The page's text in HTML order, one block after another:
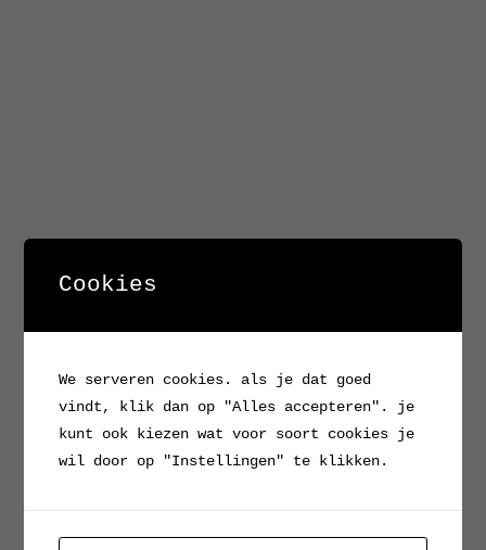
Cookies
We serveren cookies. als je dat goed
vindt, klik dan op "Alles accepteren". je
kunt ook kiezen wat voor soort cookies je
wil door op "Instellingen" te klikken.